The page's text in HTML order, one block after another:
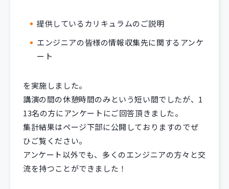
提供しているカリキュラムのご説明
エンジニアの皆様の情報収集先に関するアンケ
ート
を実施しました。
講演の間の休憩時間のみという短い間でしたが、1
13名の方にアンケートにご回答頂きました。
集計結果はページ下部に公開しておりますのでぜ
ひご覧ください。
アンケート以外でも、多くのエンジニアの方々と交
流を持つことができました！